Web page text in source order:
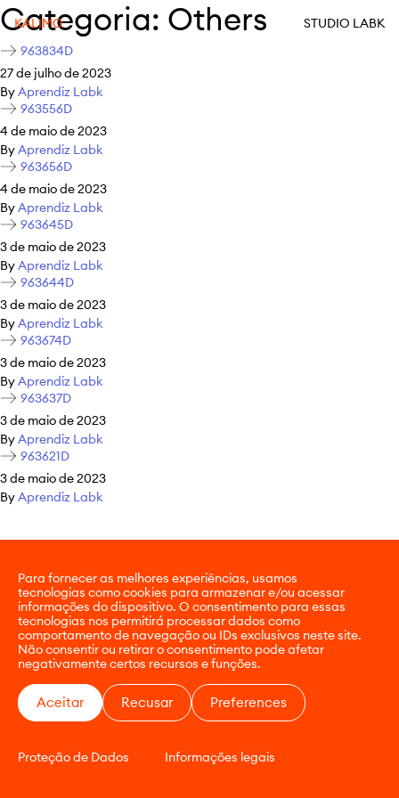
Para fornecer as melhores experiências, usamos
tecnologias como cookies para armazenar e/ou acessar
informações do dispositivo. O consentimento para essas
tecnologias nos permitirá processar dados como
comportamento de navegação ou IDs exclusivos neste site.
Não consentir ou retirar o consentimento pode afetar
negativamente certos recursos e funções.
Aceitar Recusar Preferences
Proteção de Dados Informações legais
KALIMO STUDIO LABK
Categoria: Others
963834D
27 de julho de 2023
ByAprendiz Labk
963556D
4 de maio de 2023
ByAprendiz Labk
963656D
4 de maio de 2023
ByAprendiz Labk
963645D
3 de maio de 2023
ByAprendiz Labk
963644D
3 de maio de 2023
ByAprendiz Labk
963674D
3 de maio de 2023
ByAprendiz Labk
963637D
3 de maio de 2023
ByAprendiz Labk
963621D
3 de maio de 2023
ByAprendiz Labk